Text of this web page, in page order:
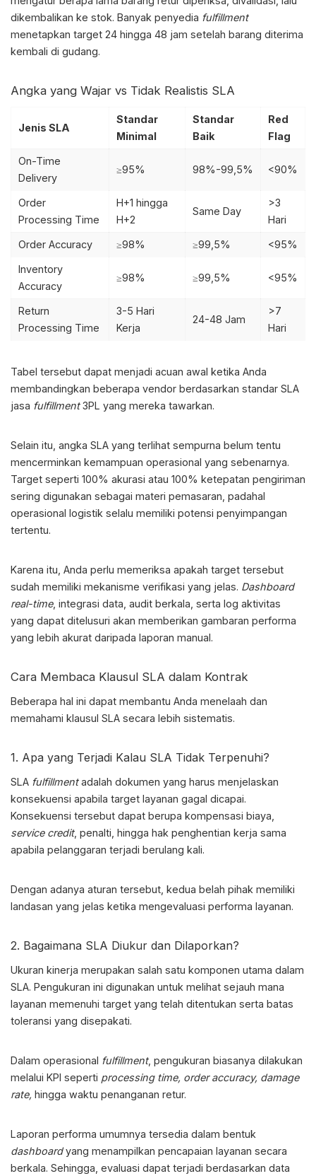
dikembalikan ke stok. Banyak penyedia fulfillment
menetapkan target 24 hingga 48 jam setelah barang diterima
kembali di gudang.
Angka yang Wajar vs Tidak Realistis SLA
Jenis SLA
Standar
Minimal
Standar
Baik
Red
Flag
On-Time
Delivery
≥95% 98%-99,5% <90%
Order
Processing Time
H+1 hingga
H+2
Same Day
>3
Hari
Order Accuracy ≥98% ≥99,5% <95%
Inventory
Accuracy
≥98% ≥99,5% <95%
Return
Processing Time
3-5 Hari
Kerja
24-48 Jam
>7
Hari
Tabel tersebut dapat menjadi acuan awal ketika Anda
membandingkan beberapa vendor berdasarkan standar SLA
jasa fulfillment3PL yang mereka tawarkan.
Selain itu, angka SLA yang terlihat sempurna belum tentu
mencerminkan kemampuan operasional yang sebenarnya.
Target seperti 100% akurasi atau 100% ketepatan pengiriman
sering digunakan sebagai materi pemasaran, padahal
operasional logistik selalu memiliki potensi penyimpangan
tertentu.
Karena itu, Anda perlu memeriksa apakah target tersebut
sudah memiliki mekanisme verifikasi yang jelas. Dashboard
real-time, integrasi data, audit berkala, serta log aktivitas
yang dapat ditelusuri akan memberikan gambaran performa
yang lebih akurat daripada laporan manual.
Cara Membaca Klausul SLA dalam Kontrak
Beberapa hal ini dapat membantu Anda menelaah dan
memahami klausul SLA secara lebih sistematis.
1. Apa yang Terjadi Kalau SLA Tidak Terpenuhi?
SLA fulfillmentadalah dokumen yang harus menjelaskan
konsekuensi apabila target layanan gagal dicapai.
Konsekuensi tersebut dapat berupa kompensasi biaya,
service credit, penalti, hingga hak penghentian kerja sama
apabila pelanggaran terjadi berulang kali.
Dengan adanya aturan tersebut, kedua belah pihak memiliki
landasan yang jelas ketika mengevaluasi performa layanan.
2. Bagaimana SLA Diukur dan Dilaporkan?
Ukuran kinerja merupakan salah satu komponen utama dalam
SLA. Pengukuran ini digunakan untuk melihat sejauh mana
layanan memenuhi target yang telah ditentukan serta batas
toleransi yang disepakati.
Dalam operasional fulfillment, pengukuran biasanya dilakukan
melalui KPI seperti processing time, order accuracy, damage
rate, hingga waktu penanganan retur.
Laporan performa umumnya tersedia dalam bentuk
dashboardyang menampilkan pencapaian layanan secara
berkala. Sehingga, evaluasi dapat terjadi berdasarkan data